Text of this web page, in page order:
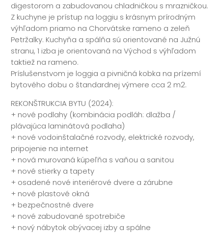
digestorom a zabudovanou chladničkou s mrazničkou.
Z kuchyne je prístup na loggiu s krásnym prírodným
výhľadom priamo na Chorvátske rameno a zeleň
Petržalky. Kuchyňa a spálňa sú orientované na Južnú
stranu, 1 izba je orientovaná na Východ s výhľadom
taktiež na rameno.
Príslušenstvom je loggia a pivničná kobka na prízemí
bytového dobu o štandardnej výmere cca 2 m2.
REKONŠTRUKCIA BYTU (2024):
+ nové podlahy (kombinácia podláh: dlažba /
plávajúca laminátová podlaha)
+ nové vodoinštalačné rozvody, elektrické rozvody,
pripojenie na internet
+ nová murovaná kúpeľňa s vaňou a sanitou
+ nové stierky a tapety
+ osadené nové interiérové dvere a zárubne
+ nové plastové okná
+ bezpečnostné dvere
+ nové zabudované spotrebiče
+ nový nábytok obývacej izby a spálne